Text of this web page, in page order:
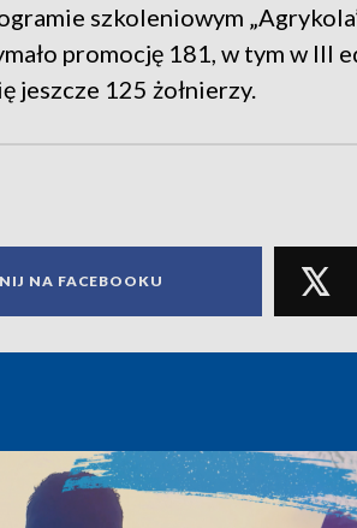
szkoleniowym
promocję 181, w tym w III
jeszcze 125 żołnierzy.
NA FACEBOOKU